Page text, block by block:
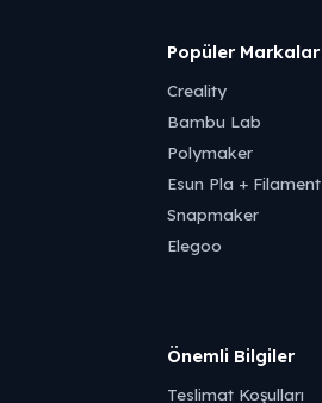
Popüler Markalar
Creality
Bambu Lab
Polymaker
Esun Pla + Filament
Snapmaker
Elegoo
Önemli Bilgiler
Teslimat Koşulları